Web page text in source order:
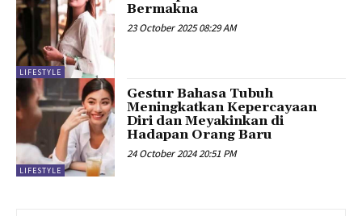
LIFESTYLE
Bermakna
23 October 2025 08:29 AM
LIFESTYLE
Gestur Bahasa Tubuh
Meningkatkan Kepercayaan
Diri dan Meyakinkan di
Hadapan Orang Baru
24 October 2024 20:51 PM